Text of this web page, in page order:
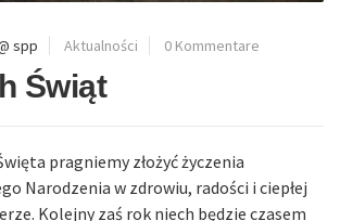
spp Aktualności 0 Kommentare
Świąt
pragniemy złożyć życzenia
Narodzenia w zdrowiu, radości i ciepłej
Kolejny zaś rok niech będzie czasem